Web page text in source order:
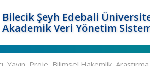
Bilecik Şeyh Edebali
Akademik Veri Yönetim